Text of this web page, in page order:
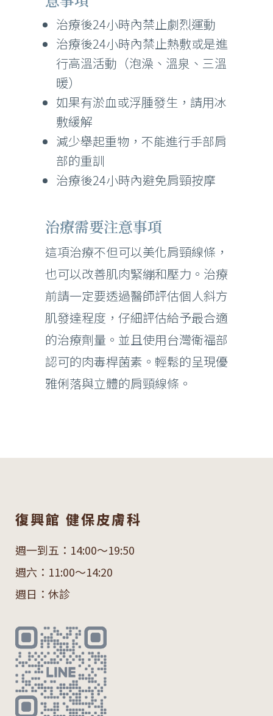
治療後24小時內禁止劇烈運動
治療後24小時內禁止熱敷或是進
行高溫活動（泡澡、溫泉、三溫
暖）
如果有淤血或浮腫發生，請用冰
敷緩解
減少舉起重物，不能進行手部肩
部的重訓
治療後24小時內避免肩頸按摩
治療需要注意事項
這項治療不但可以美化肩頸線條，
也可以改善肌肉緊繃和壓力。治療
前請一定要透過醫師評估個人斜方
肌發達程度，仔細評估給予最合適
的治療劑量。並且使用台灣衛福部
認可的肉毒桿菌素。輕鬆的呈現優
雅俐落與立體的肩頸線條。
復興館 健保皮膚科
週一到五：14:00～19:50
週六：11:00～14:20
週日：休診